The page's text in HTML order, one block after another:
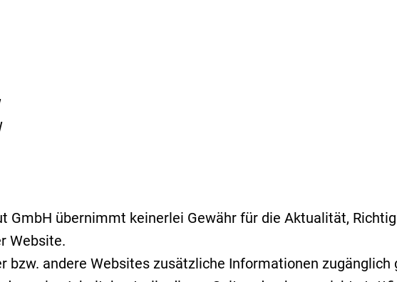
GmbH übernimmt keinerlei Gewähr für die Aktualität,
Website.
bzw. andere Websites zusätzliche Informationen